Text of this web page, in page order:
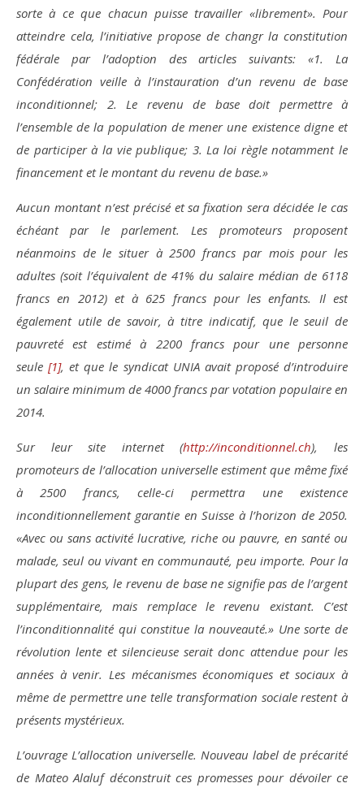
sorte à ce que chacun puisse travailler «librement». Pour
atteindre cela, l’initiative propose de changr la constitution
fédérale par l’adoption des articles suivants: «1. La
Confédération veille à l’instauration d’un revenu de base
inconditionnel; 2. Le revenu de base doit permettre à
l’ensemble de la population de mener une existence digne et
de participer à la vie publique; 3. La loi règle notamment le
financement et le montant du revenu de base.»
Aucun montant n’est précisé et sa fixation sera décidée le cas
échéant par le parlement. Les promoteurs proposent
néanmoins de le situer à 2500 francs par mois pour les
adultes (soit l’équivalent de 41% du salaire médian de 6118
francs en 2012) et à 625 francs pour les enfants. Il est
également utile de savoir, à titre indicatif, que le seuil de
pauvreté est estimé à 2200 francs pour une personne
seule[1], et que le syndicat UNIA avait proposé d’introduire
un salaire minimum de 4000 francs par votation populaire en
2014.
Sur leur site internet (http://inconditionnel.ch), les
promoteurs de l’allocation universelle estiment que même fixé
à 2500 francs, celle-ci permettra une existence
inconditionnellement garantie en Suisse à l’horizon de 2050.
«Avec ou sans activité lucrative, riche ou pauvre, en santé ou
malade, seul ou vivant en communauté, peu importe. Pour la
plupart des gens, le revenu de base ne signifie pas de l’argent
supplémentaire, mais remplace le revenu existant. C’est
l’inconditionnalité qui constitue la nouveauté.» Une sorte de
révolution lente et silencieuse serait donc attendue pour les
années à venir. Les mécanismes économiques et sociaux à
même de permettre une telle transformation sociale restent à
présents mystérieux.
L’ouvrage L’allocation universelle. Nouveau label de précarité
de Mateo Alaluf déconstruit ces promesses pour dévoiler ce